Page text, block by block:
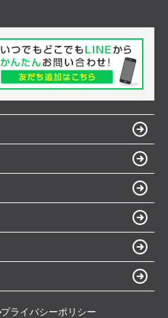
プライバシーポリシー